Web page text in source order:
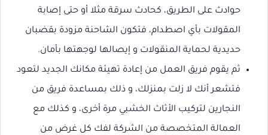
حوادث على الطريق، كحادث سرقة مثلا أو حتى إصابة
المقولات بأي اصطدام، فتكون الشاحنة مزودة بقضبان
حديدية لحماية المنقولات و إيصالها لوجهتها بأمان.
ثم يقوم فريق العمل من إعادة تهيئة مكانك الجديد لتعود
فتشعر أنك لا زلت بمنزلك، و ذلك بمساعدة فريق من
النجارين لتركيب الأثاث الخشبي مرة أخرى، و كذلك مع
العمالة المتخصصة من الشركة لفك كل غرض من